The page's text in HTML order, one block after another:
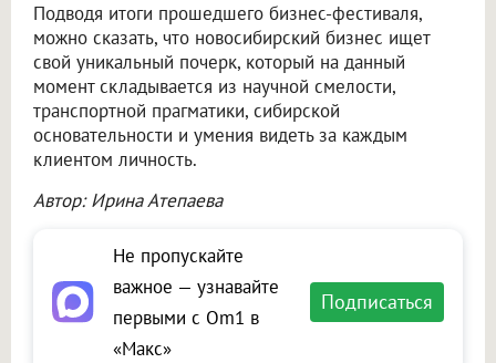
Подводя итоги прошедшего бизнес-фестиваля,
можно сказать, что новосибирский бизнес ищет
свой уникальный почерк, который на данный
момент складывается из научной смелости,
транспортной прагматики, сибирской
основательности и умения видеть за каждым
клиентом личность.
Автор: Ирина Атепаева
Не пропускайте
важное — узнавайте
первыми с Om1 в
«Макс»
Подписаться